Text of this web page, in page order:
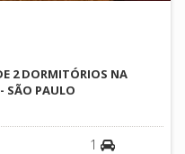
2 DORMITÓRIOS NA
SÃO PAULO
1